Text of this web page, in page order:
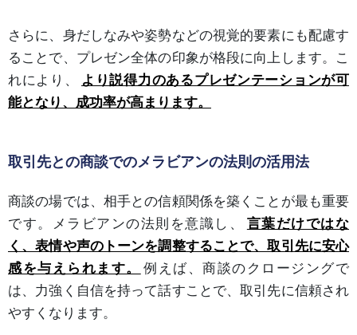
さらに、身だしなみや姿勢などの視覚的要素にも配慮す
ることで、プレゼン全体の印象が格段に向上します。こ
れにより、
より説得力のあるプレゼンテーションが可
能となり、成功率が高まります。
取引先との商談でのメラビアンの法則の活用法
商談の場では、相手との信頼関係を築くことが最も重要
です。メラビアンの法則を意識し、
言葉だけではな
く、表情や声のトーンを調整することで、取引先に安心
感を与えられます。
例えば、商談のクロージングで
は、力強く自信を持って話すことで、取引先に信頼され
やすくなります。